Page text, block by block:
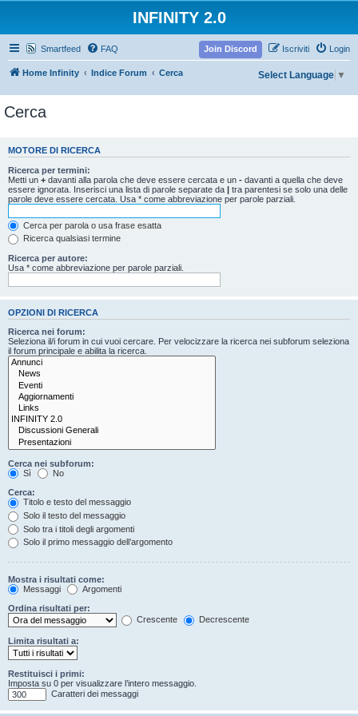
INFINITY 2.0
Smartfeed FAQ Login
Iscriviti
Join Discord
Home Infinity Indice Forum Cerca Select Language ▼
Cerca
MOTORE DI RICERCA
Ricerca per termini:
Metti un + davanti alla parola che deve essere cercata e un - davanti a quella che deve
essere ignorata. Inserisci una lista di parole separate da | tra parentesi se solo una delle
parole deve essere cercata. Usa * come abbreviazione per parole parziali.
Cerca per parola o usa frase esatta
Ricerca qualsiasi termine
Ricerca per autore:
Usa * come abbreviazione per parole parziali.
OPZIONI DI RICERCA
Ricerca nei forum:
Seleziona il/i forum in cui vuoi cercare. Per velocizzare la ricerca nei subforum seleziona
il forum principale e abilita la ricerca.
Cerca nei subforum:
Sì
No
Cerca:
Titolo e testo del messaggio
Solo il testo del messaggio
Solo tra i titoli degli argomenti
Solo il primo messaggio dell’argomento
Mostra i risultati come:
Messaggi
Argomenti
Ordina risultati per:
Crescente
Decrescente
Limita risultati a:
Restituisci i primi:
Imposta su 0 per visualizzare l’intero messaggio.
Caratteri dei messaggi